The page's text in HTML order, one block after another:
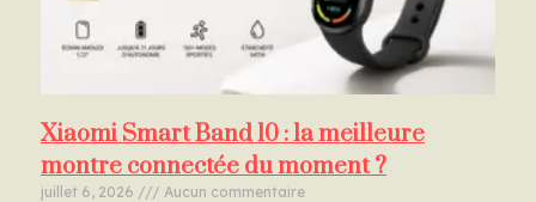
Xiaomi Smart Band 10 : la meilleure
montre connectée du moment ?
juillet 6, 2026 Aucun commentaire